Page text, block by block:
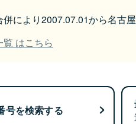
により2007.07.01から名古
はこちら
号を検索する